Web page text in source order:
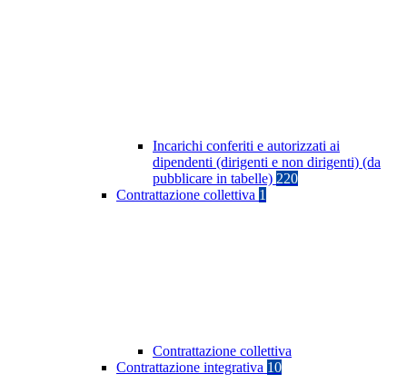
Incarichi conferiti e autorizzati ai
dipendenti (dirigenti e non dirigenti) (da
pubblicare in tabelle) 220
Contrattazione collettiva 1
Contrattazione collettiva
Contrattazione integrativa 10